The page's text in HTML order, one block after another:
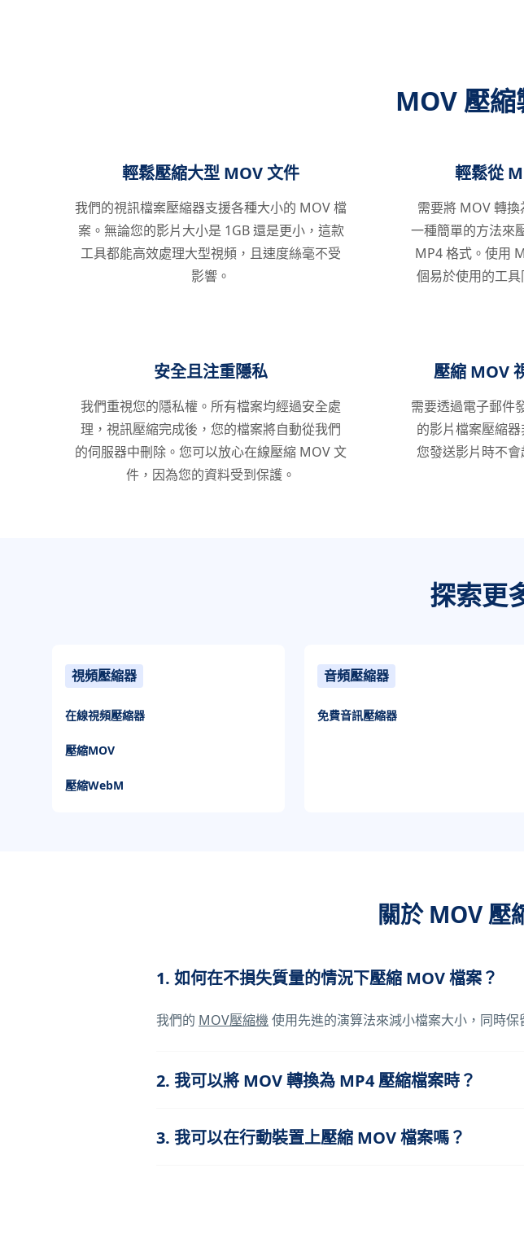
MOV 壓
輕鬆壓縮大型 MOV 文件
我們的視訊檔案壓縮​​器支援各種大小的 MOV 檔
案。無論您的影片大小是 1GB 還是更小，這款
工具都能高效處理大型視頻，且速度絲毫不受
影響。
輕鬆從
需要將 MOV 轉
一種簡單的方法來
MP4 格式。使用
個易於使用的工
安全且注重隱私
我們重視您的隱私權。所有檔案均經過安全處
理，視訊壓縮完成後，您的檔案將自動從我們
的伺服器中刪除。您可以放心在線壓縮 MOV 文
件，因為您的資料受到保護。
壓縮 MOV
需要透過電子郵件
的影片檔案壓縮
您發送影片時不
探索更
視頻壓縮器
在線視頻壓縮器
壓縮MOV
壓縮WebM
音頻壓縮器
免費音訊壓縮器
關於 MOV 壓
1. 如何在不損失質量的情況下壓縮 MOV 檔案？
我們的 MOV壓縮機使用先進的演算法來減小檔案大小，同時
2. 我可以將 MOV 轉換為 MP4 壓縮檔案時？
3. 我可以在行動裝置上壓縮 MOV 檔案嗎？